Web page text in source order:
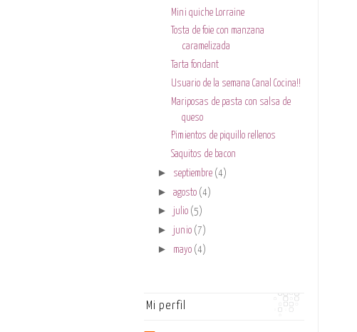
Mini quiche Lorraine
Tosta de foie con manzana
caramelizada
Tarta fondant
Usuario de la semana Canal Cocina!!
Mariposas de pasta con salsa de
queso
Pimientos de piquillo rellenos
Saquitos de bacon
► septiembre (4)
► agosto (4)
► julio (5)
► junio (7)
► mayo (4)
Mi perfil